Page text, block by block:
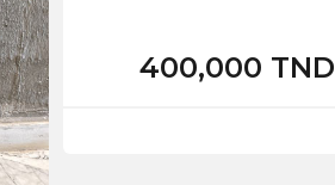
400,000 TND